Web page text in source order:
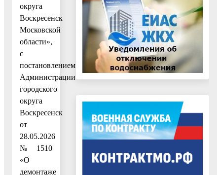
округа
Воскресенск
Московской
области»,
с
постановлением
Администрации
городского
округа
Воскресенск
от
28.05.2026
№ 1510
«О
демонтаже